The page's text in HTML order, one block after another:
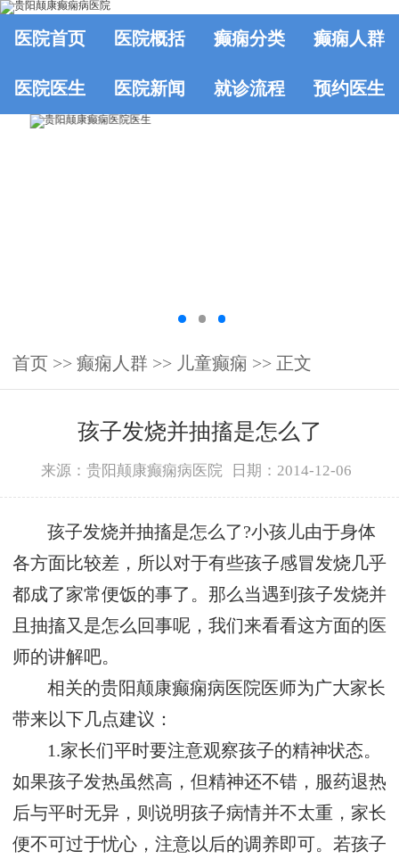
医院首页 医院概括 癫痫分类 癫痫人群
医院医生 医院新闻 就诊流程 预约医生
首页 >> 癫痫人群 >> 儿童癫痫 >> 正文
孩子发烧并抽搐是怎么了
来源：贵阳颠康癫痫病医院 日期：2014-12-06
孩子发烧并抽搐是怎么了?小孩儿由于身体
各方面比较差，所以对于有些孩子感冒发烧几乎
都成了家常便饭的事了。那么当遇到孩子发烧并
且抽搐又是怎么回事呢，我们来看看这方面的医
师的讲解吧。
相关的贵阳颠康癫痫病医院医师为广大家长
带来以下几点建议：
1.家长们平时要注意观察孩子的精神状态。
如果孩子发热虽然高，但精神还不错，服药退热
后与平时无异，则说明孩子病情并不太重，家长
便不可过于忧心，注意以后的调养即可。若孩子